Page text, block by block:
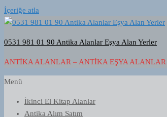
İçeriğe atla
0531 981 01 90 Antika Alanlar Eşya Alan Yerler
ANTIKA ALANLAR – ANTIKA EŞYA
Menü
İkinci El Kitap Alanlar
Antika Alım Satım